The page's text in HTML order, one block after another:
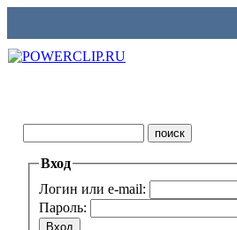
Вход
Логин или e-mail:
Пароль: